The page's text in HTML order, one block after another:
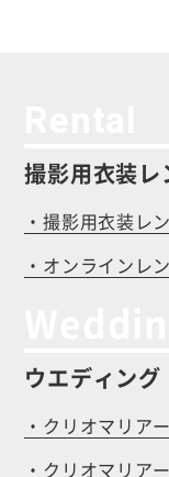
撮影用衣装レ
・撮影用衣装レ
・オンラインレ
ウエディング
・クリオマリア
・クリオマリア